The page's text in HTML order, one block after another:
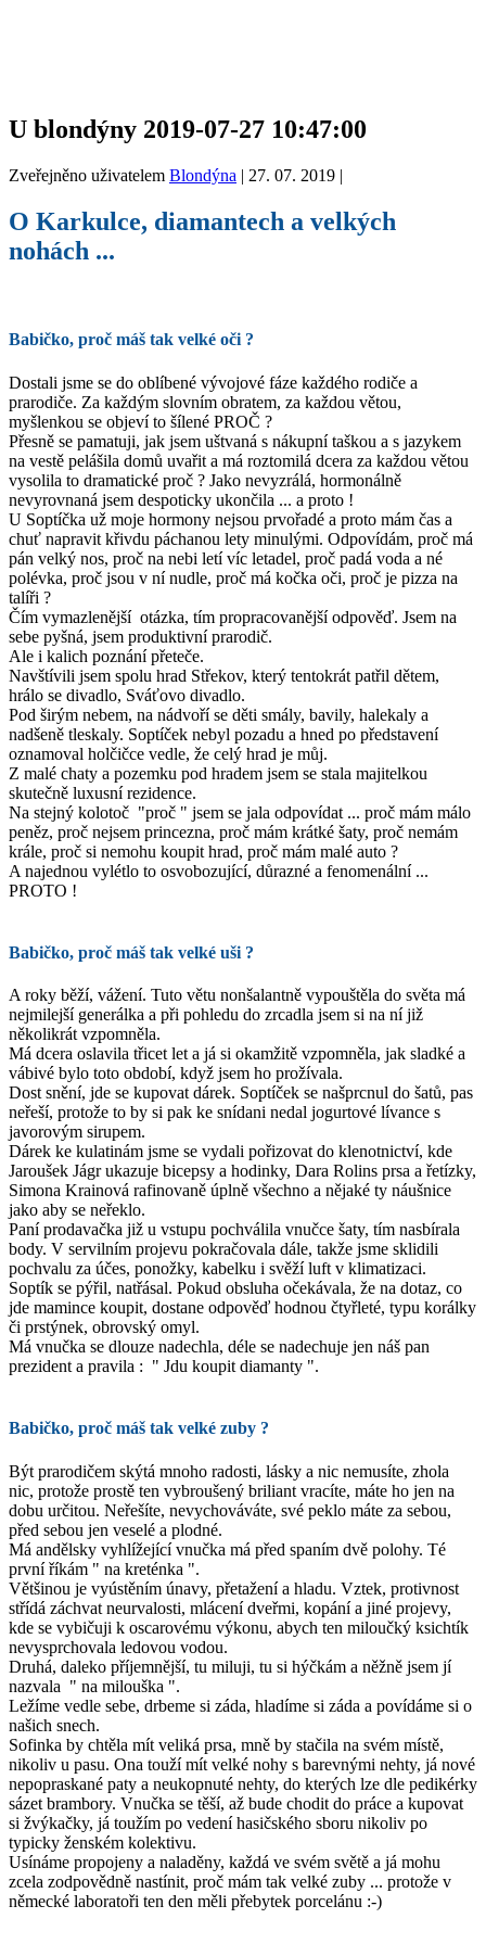
U blondýny 2019-07-27 10:47:00
Zveřejněno uživatelem Blondýna | 27. 07. 2019 |
O Karkulce, diamantech a velkých
nohách ...
Babičko, proč máš tak velké oči ?
Dostali jsme se do oblíbené vývojové fáze každého rodiče a
prarodiče. Za každým slovním obratem, za každou větou,
myšlenkou se objeví to šílené PROČ ?
Přesně se pamatuji, jak jsem uštvaná s nákupní taškou a s jazykem
na vestě pelášila domů uvařit a má roztomilá dcera za každou větou
vysolila to dramatické proč ? Jako nevyzrálá, hormonálně
nevyrovnaná jsem despoticky ukončila ... a proto !
U Soptíčka už moje hormony nejsou prvořadé a proto mám čas a
chuť napravit křivdu páchanou lety minulými. Odpovídám, proč má
pán velký nos, proč na nebi letí víc letadel, proč padá voda a né
polévka, proč jsou v ní nudle, proč má kočka oči, proč je pizza na
talíři ?
Čím vymazlenější otázka, tím propracovanější odpověď. Jsem na
sebe pyšná, jsem produktivní prarodič.
Ale i kalich poznání přeteče.
Navštívili jsem spolu hrad Střekov, který tentokrát patřil dětem,
hrálo se divadlo, Sváťovo divadlo.
Pod širým nebem, na nádvoří se děti smály, bavily, halekaly a
nadšeně tleskaly. Soptíček nebyl pozadu a hned po představení
oznamoval holčičce vedle, že celý hrad je můj.
Z malé chaty a pozemku pod hradem jsem se stala majitelkou
skutečně luxusní rezidence.
Na stejný kolotoč "proč " jsem se jala odpovídat ... proč mám málo
peněz, proč nejsem princezna, proč mám krátké šaty, proč nemám
krále, proč si nemohu koupit hrad, proč mám malé auto ?
A najednou vylétlo to osvobozující, důrazné a fenomenální ...
PROTO !
Babičko, proč máš tak velké uši ?
A roky běží, vážení. Tuto větu nonšalantně vypouštěla do světa má
nejmilejší generálka a při pohledu do zrcadla jsem si na ní již
několikrát vzpomněla.
Má dcera oslavila třicet let a já si okamžitě vzpomněla, jak sladké a
vábivé bylo toto období, když jsem ho prožívala.
Dost snění, jde se kupovat dárek. Soptíček se našprcnul do šatů, pas
neřeší, protože to by si pak ke snídani nedal jogurtové lívance s
javorovým sirupem.
Dárek ke kulatinám jsme se vydali pořizovat do klenotnictví, kde
Jaroušek Jágr ukazuje bicepsy a hodinky, Dara Rolins prsa a řetízky,
Simona Krainová rafinovaně úplně všechno a nějaké ty náušnice
jako aby se neřeklo.
Paní prodavačka již u vstupu pochválila vnučce šaty, tím nasbírala
body. V servilním projevu pokračovala dále, takže jsme sklidili
pochvalu za účes, ponožky, kabelku i svěží luft v klimatizaci.
Soptík se pýřil, natřásal. Pokud obsluha očekávala, že na dotaz, co
jde mamince koupit, dostane odpověď hodnou čtyřleté, typu korálky
či prstýnek, obrovský omyl.
Má vnučka se dlouze nadechla, déle se nadechuje jen náš pan
prezident a pravila : " Jdu koupit diamanty ".
Babičko, proč máš tak velké zuby ?
Být prarodičem skýtá mnoho radosti, lásky a nic nemusíte, zhola
nic, protože prostě ten vybroušený briliant vracíte, máte ho jen na
dobu určitou. Neřešíte, nevychováváte, své peklo máte za sebou,
před sebou jen veselé a plodné.
Má andělsky vyhlížející vnučka má před spaním dvě polohy. Té
první říkám " na kreténka ".
Většinou je vyústěním únavy, přetažení a hladu. Vztek, protivnost
střídá záchvat neurvalosti, mlácení dveřmi, kopání a jiné projevy,
kde se vybičuji k oscarovému výkonu, abych ten miloučký ksichtík
nevysprchovala ledovou vodou.
Druhá, daleko příjemnější, tu miluji, tu si hýčkám a něžně jsem jí
nazvala " na milouška ".
Ležíme vedle sebe, drbeme si záda, hladíme si záda a povídáme si o
našich snech.
Sofinka by chtěla mít veliká prsa, mně by stačila na svém místě,
nikoliv u pasu. Ona touží mít velké nohy s barevnými nehty, já nové
nepopraskané paty a neukopnuté nehty, do kterých lze dle pedikérky
sázet brambory. Vnučka se těší, až bude chodit do práce a kupovat
si žvýkačky, já toužím po vedení hasičského sboru nikoliv po
typicky ženském kolektivu.
Usínáme propojeny a naladěny, každá ve svém světě a já mohu
zcela zodpovědně nastínit, proč mám tak velké zuby ... protože v
německé laboratoři ten den měli přebytek porcelánu :-)